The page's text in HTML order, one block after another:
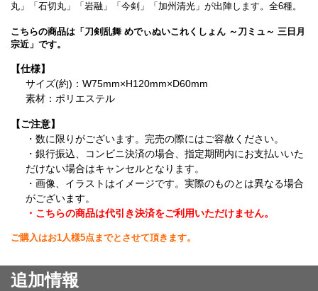
丸」「石切丸」「岩融」「今剣」「加州清光」が出陣します。全6種。
こちらの商品は「刀剣乱舞 めでぃぬいこれくしょん ～刀ミュ～ 三日月
宗近」です。
【仕様】
サイズ(約)：W75mm×H120mm×D60mm
素材：ポリエステル
【ご注意】
・数に限りがございます。完売の際にはご容赦ください。
・銀行振込、コンビニ決済の場合、指定期間内にお支払いいた
だけない場合はキャンセルとなります。
・画像、イラストはイメージです。実際のものとは異なる場合
がございます。
・こちらの商品は代引き決済をご利用いただけません。
ご購入はお1人様5点までとさせて頂きます。
追加情報